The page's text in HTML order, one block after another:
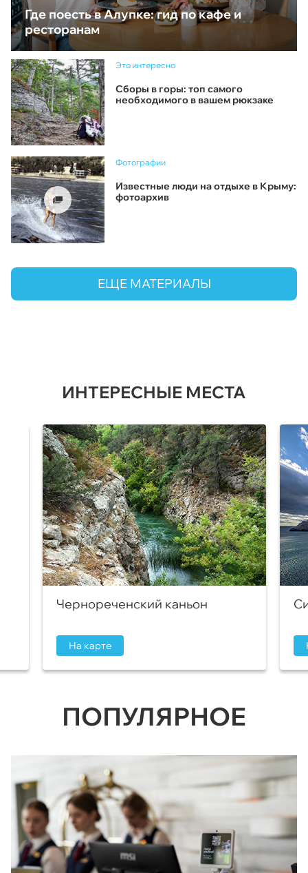
Где поесть в Алупке: гид по кафе и
ресторанам
Это интересно
Сборы в горы: топ самого
необходимого в вашем рюкзаке
Фотографии
Известные люди на отдыхе в Крыму:
фотоархив
ЕЩЕ МАТЕРИАЛЫ
ИНТЕРЕСНЫЕ МЕСТА
Чернореченский каньон
На карте
ПОПУЛЯРНОЕ